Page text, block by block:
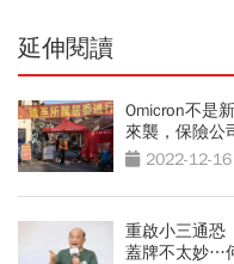
延伸閱讀
Omicron不是
來襲，保險公
2022-12-16
重啟小三通恐
蓋牌不太妙…